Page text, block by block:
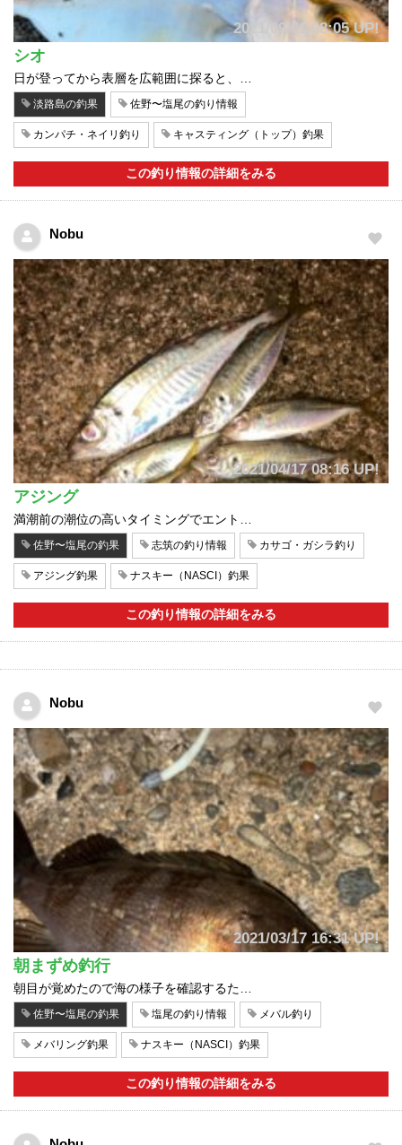
2021/09/01 08:05 UP!
シオ
日が登ってから表層を広範囲に探ると、…
淡路島の釣果 佐野〜塩尾の釣り情報
カンパチ・ネイリ釣り キャスティング（トップ）釣果
この釣り情報の詳細をみる
Nobu
2021/04/17 08:16 UP!
アジング
満潮前の潮位の高いタイミングでエント…
佐野〜塩尾の釣果 志筑の釣り情報 カサゴ・ガシラ釣り
アジング釣果 ナスキー（NASCI）釣果
この釣り情報の詳細をみる
Nobu
2021/03/17 16:31 UP!
朝まずめ釣行
朝目が覚めたので海の様子を確認するた…
佐野〜塩尾の釣果 塩尾の釣り情報 メバル釣り
メバリング釣果 ナスキー（NASCI）釣果
この釣り情報の詳細をみる